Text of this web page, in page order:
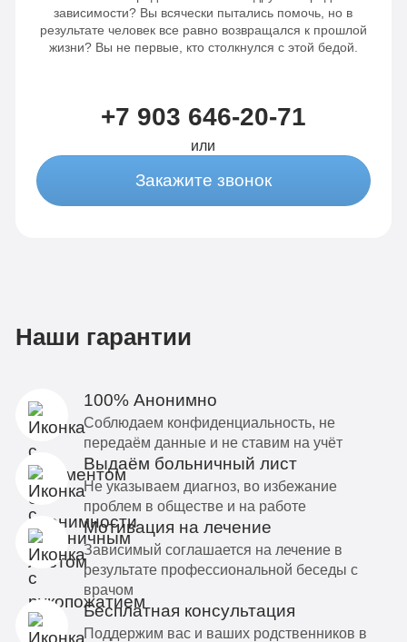
зависимости? Вы всячески пытались помочь, но в
результате человек все равно возвращался к прошлой
жизни? Вы не первые, кто столкнулся с этой бедой.
+7 903 646-20-71
или
Закажите звонок
Наши гарантии
100% Анонимно
Соблюдаем конфиденциальность, не
передаём данные и не ставим на учёт
Выдаём больничный лист
Не указываем диагноз, во избежание
проблем в обществе и на работе
Мотивация на лечение
Зависимый соглашается на лечение в
результате профессиональной беседы с
врачом
Бесплатная консультация
Поддержим вас и ваших родственников в